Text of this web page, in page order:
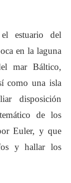
estuario del
en la laguna
mar Báltico,
como una isla
disposición
de los
Euler, y que
y hallar los